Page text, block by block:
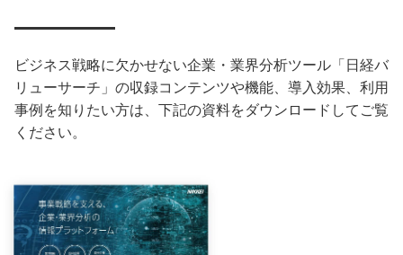
ビジネス戦略に欠かせない企業・業界分析ツール「日経バ
リューサーチ」の収録コンテンツや機能、導入効果、利用
事例を知りたい方は、下記の資料をダウンロードしてご覧
ください。